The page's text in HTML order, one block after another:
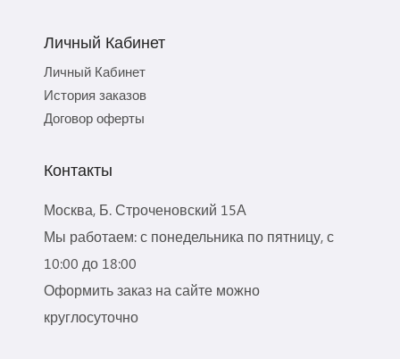
Личный Кабинет
Личный Кабинет
История заказов
Договор оферты
Контакты
Москва, Б. Строченовский 15А
Мы работаем: с понедельника по пятницу, с
10:00 до 18:00
Оформить заказ на сайте можно
круглосуточно